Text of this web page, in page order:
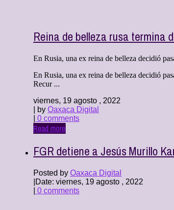
Reina de belleza rusa termina
En Rusia, una ex reina de belleza decidió
En Rusia, una ex reina de belleza decidió
Recur ...
viernes, 19 agosto , 2022
| by Oaxaca Digital
0 comments
Read more
FGR detiene a Jesús Murillo
Posted by Oaxaca Digital
Date: viernes, 19 agosto , 2022
0 comments